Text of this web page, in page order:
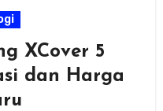
XCover 5
dan Harga